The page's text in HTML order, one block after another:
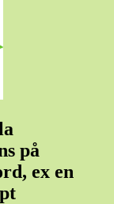
på
ex en